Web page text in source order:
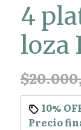
4
loza
10%
Precio